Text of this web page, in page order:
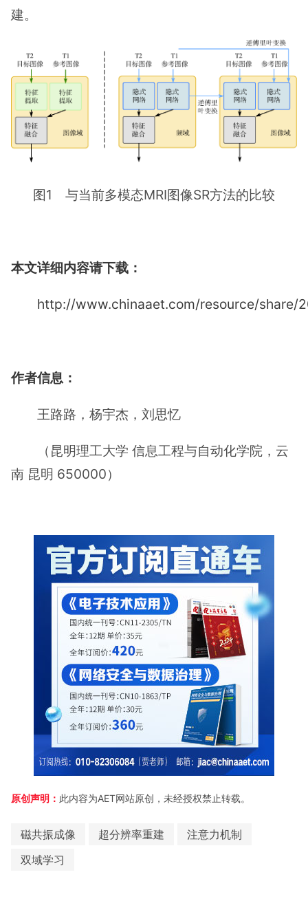
建。
图1 与当前多模态MRI图像SR方法的比较
本文详细内容请下载：
http://www.chinaaet.com/resource/share/
作者信息：
王路路，杨宇杰，刘思忆
（昆明理工大学 信息工程与自动化学院，云
南 昆明 650000）
原创声明： 此内容为AET网站原创，未经授权禁止转载。
磁共振成像 超分辨率重建
注意力机制
双域学习